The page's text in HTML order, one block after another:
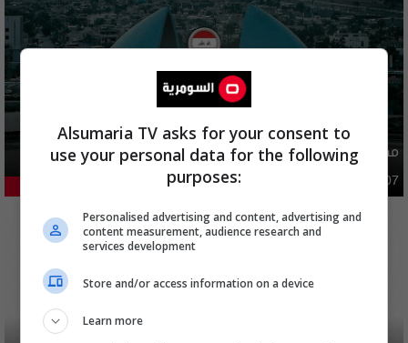
مصدر يوضح ما حصل في بغداد ليلة امس وفجر اليوم
47.09% 03:02 | 2026-08-07
Alsumaria TV asks for your consent to
use your personal data for the following
purposes:
Personalised advertising and content, advertising and
content measurement, audience research and
services development
Store and/or access information on a device
Learn more